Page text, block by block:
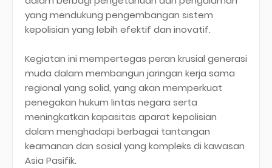
yang mendukung pengembangan sistem
kepolisian yang lebih efektif dan inovatif.
Kegiatan ini mempertegas peran krusial generasi
muda dalam membangun jaringan kerja sama
regional yang solid, yang akan memperkuat
penegakan hukum lintas negara serta
meningkatkan kapasitas aparat kepolisian
dalam menghadapi berbagai tantangan
keamanan dan sosial yang kompleks di kawasan
Asia Pasifik.